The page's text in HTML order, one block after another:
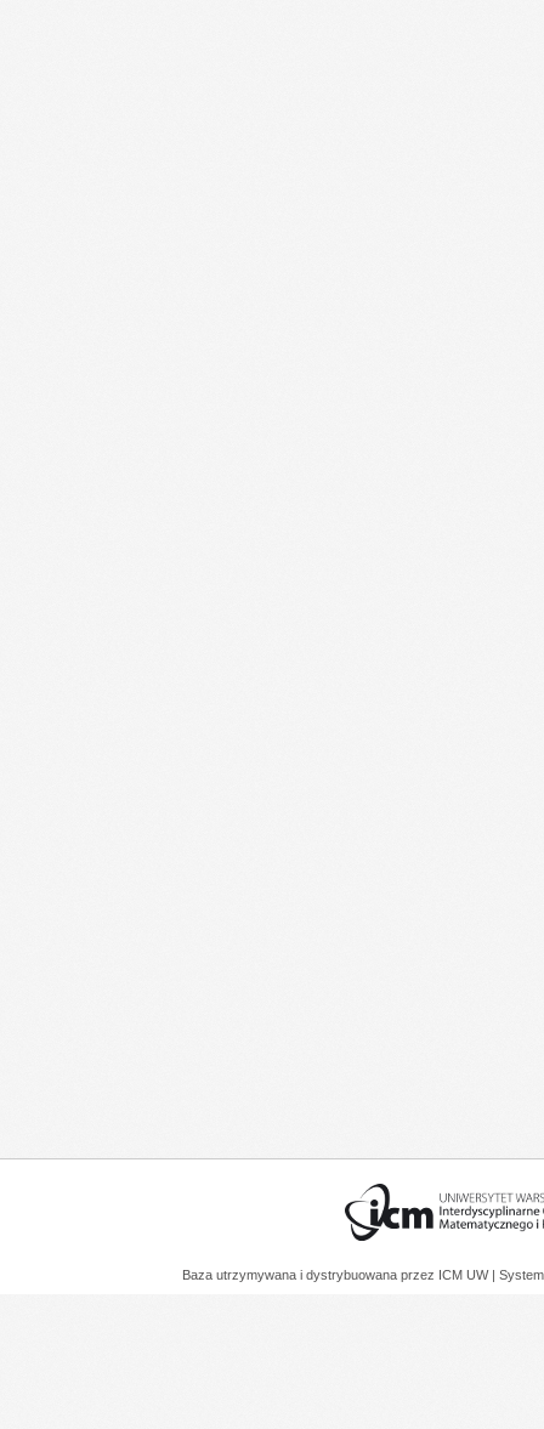
Baza utrzymywana i dystrybuowana przez ICM UW |